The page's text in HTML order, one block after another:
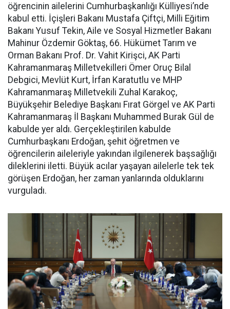
öğrencinin ailelerini Cumhurbaşkanlığı Külliyesi’nde
kabul etti. İçişleri Bakanı Mustafa Çiftçi, Milli Eğitim
Bakanı Yusuf Tekin, Aile ve Sosyal Hizmetler Bakanı
Mahinur Özdemir Göktaş, 66. Hükümet Tarım ve
Orman Bakanı Prof. Dr. Vahit Kirişci, AK Parti
Kahramanmaraş Milletvekilleri Ömer Oruç Bilal
Debgici, Mevlüt Kurt, İrfan Karatutlu ve MHP
Kahramanmaraş Milletvekili Zuhal Karakoç,
Büyükşehir Belediye Başkanı Fırat Görgel ve AK Parti
Kahramanmaraş İl Başkanı Muhammed Burak Gül de
kabulde yer aldı. Gerçekleştirilen kabulde
Cumhurbaşkanı Erdoğan, şehit öğretmen ve
öğrencilerin aileleriyle yakından ilgilenerek başsağlığı
dileklerini iletti. Büyük acılar yaşayan ailelerle tek tek
görüşen Erdoğan, her zaman yanlarında olduklarını
vurguladı.